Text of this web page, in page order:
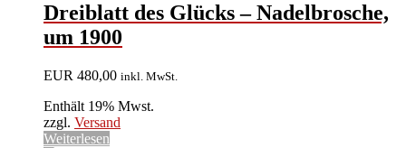
Dreiblatt des Glücks – Nadelbrosche,
um 1900
EUR 480,00 inkl. MwSt.
Enthält 19% Mwst.
zzgl. Versand
Weiterlesen